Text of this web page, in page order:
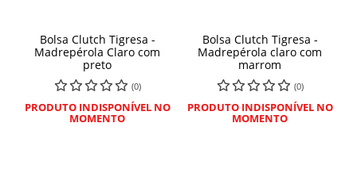
Bolsa Clutch Tigresa -
Madrepérola Claro com
preto
(0)
PRODUTO INDISPONÍVEL NO
MOMENTO
Bolsa Clutch Tigresa -
Madrepérola claro com
marrom
(0)
PRODUTO INDISPONÍVEL NO
MOMENTO